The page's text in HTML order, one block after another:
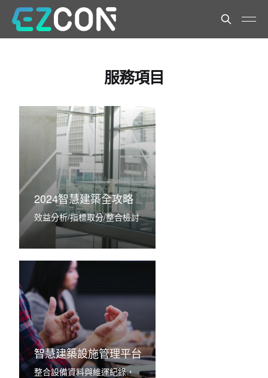
服務項目
2024智慧建築全攻略
效益分析/指標取分/整合檢討
智慧建築設施管理平台
整合設備資料與維運紀錄，